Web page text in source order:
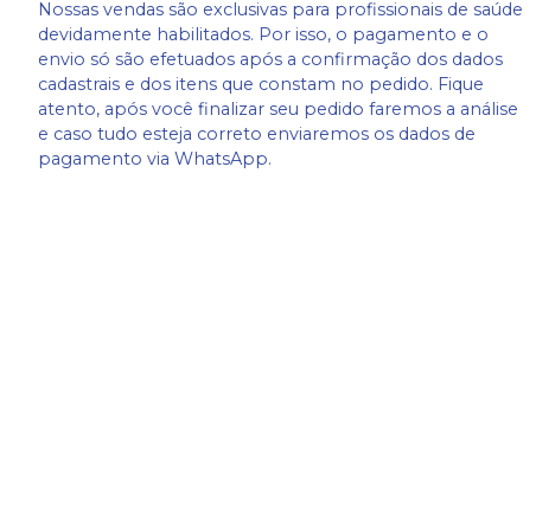
Nossas vendas são exclusivas para profissionais de saúde
devidamente habilitados. Por isso, o pagamento e o
envio só são efetuados após a confirmação dos dados
cadastrais e dos itens que constam no pedido. Fique
atento, após você finalizar seu pedido faremos a análise
e caso tudo esteja correto enviaremos os dados de
pagamento via WhatsApp.